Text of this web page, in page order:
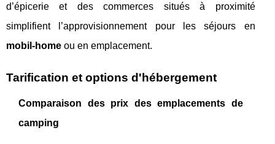
d’épicerie et des commerces situés à proximité
simplifient l’approvisionnement pour les séjours en
mobil-home ou en emplacement.
Tarification et options d'hébergement
Comparaison des prix des emplacements de
camping